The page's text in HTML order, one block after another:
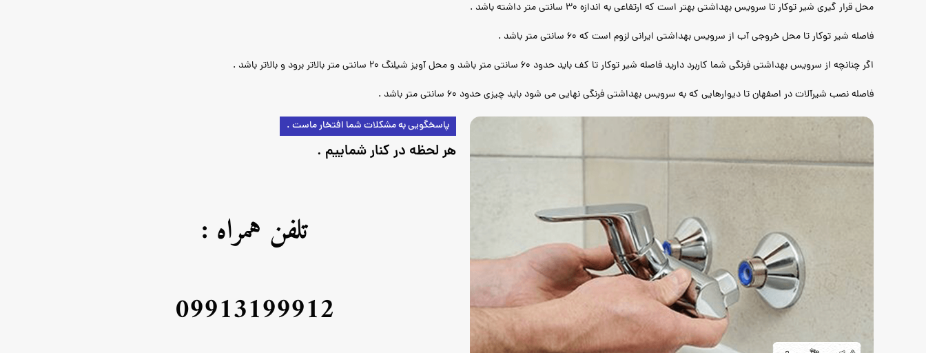
محل قرار گیری شیر توکار تا سرویس بهداشتی بهتر است که ارتفاعی به اندازه ۳۰ سانتی متر داشته باشد .
فاصله شیر توکار تا محل خروجی آب از سرویس بهداشتی ایرانی لزوم است که 60 سانتی متر باشد .
اگر چنانچه از سرویس بهداشتی فرنگی شما کاربرد دارید فاصله شیر توکار تا کف باید حدود ۶۰ سانتی متر باشد و محل آویز شیلنگ ۲۰ سانتی متر بالاتر برود و بالاتر باشد .
فاصله نصب شیرآلات در اصفهان تا دیوارهایی که به سرویس بهداشتی فرنگی نهایی می شود باید چیزی حدود 60 سانتی متر باشد .
پاسخگویی به مشکلات شما افتخار ماست .
هر لحظه در کنار شماییم .
تلفن همراه :
09913199912